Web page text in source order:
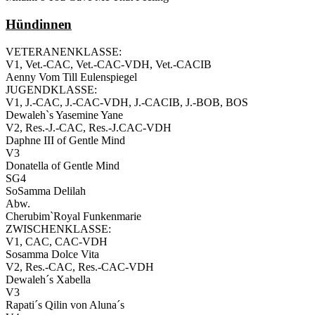
Hündinnen
VETERANENKLASSE:
V1, Vet.-CAC, Vet.-CAC-VDH, Vet.-CACIB
Aenny Vom Till Eulenspiegel
JUGENDKLASSE:
V1, J.-CAC, J.-CAC-VDH, J.-CACIB, J.-BOB, BOS
Dewaleh`s Yasemine Yane
V2, Res.-J.-CAC, Res.-J.CAC-VDH
Daphne III of Gentle Mind
V3
Donatella of Gentle Mind
SG4
SoSamma Delilah
Abw.
Cherubim`Royal Funkenmarie
ZWISCHENKLASSE:
V1, CAC, CAC-VDH
Sosamma Dolce Vita
V2, Res.-CAC, Res.-CAC-VDH
Dewaleh´s Xabella
V3
Rapati´s Qilin von Aluna´s